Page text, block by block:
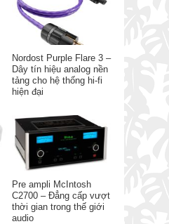
Nordost Purple Flare 3 –
Dây tín hiệu analog nền
tảng cho hệ thống hi-fi
hiện đại
Pre ampli McIntosh
C2700 – Đẳng cấp vượt
thời gian trong thế giới
audio